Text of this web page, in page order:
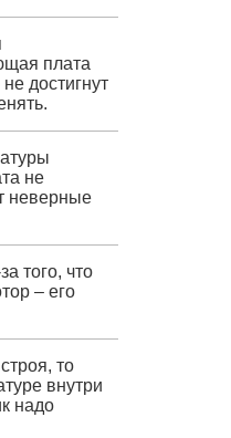
плата
достигнут
не
неверные
того, что
– его
то
внутри
надо